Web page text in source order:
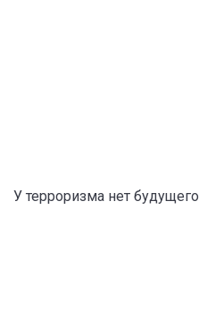
У терроризма нет будущего